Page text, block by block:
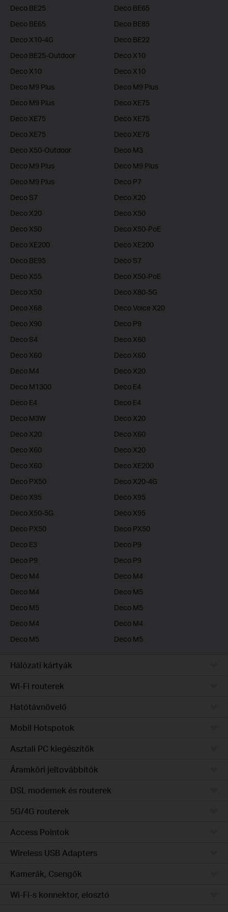
Deco BE25
Deco BE65
Deco BE65
Deco BE85
Deco X10-4G
Deco BE22
Deco BE25-Outdoor
Deco X10
Deco X10
Deco X10
Deco M9 Plus
Deco M9 Plus
Deco M9 Plus
Deco XE75
Deco XE75
Deco XE75
Deco XE75
Deco XE75
Deco X50-Outdoor
Deco M3
Deco M9 Plus
Deco M9 Plus
Deco M9 Plus
Deco P7
Deco S7
Deco X20
Deco X20
Deco X50
Deco X50
Deco X50-PoE
Deco XE200
Deco XE200
Deco BE95
Deco S7
Deco X55
Deco X50-PoE
Deco X50
Deco X80-5G
Deco X68
Deco Voice X20
Deco X90
Deco P9
Deco S4
Deco X60
Deco X60
Deco X60
Deco M4
Deco X20
Deco M1300
Deco E4
Deco E4
Deco E4
Deco M3W
Deco X20
Deco X20
Deco X60
Deco X60
Deco X20
Deco X60
Deco XE200
Deco PX50
Deco X20-4G
Deco X95
Deco X95
Deco X50-5G
Deco X95
Deco PX50
Deco PX50
Deco E3
Deco P9
Deco P9
Deco P9
Deco M4
Deco M4
Deco M4
Deco M5
Deco M5
Deco M5
Deco M4
Deco M4
Deco M5
Deco M5
Hálózati kártyák
Wi-Fi routerek
Hatótávnövelő
Mobil Hotspotok
Asztali PC kiegészítők
Áramköri jeltovábbítók
DSL modemek és routerek
5G/4G routerek
Access Pointok
Wireless USB Adapters
Kamerák, Csengők
Wi-Fi-s konnektor, elosztó